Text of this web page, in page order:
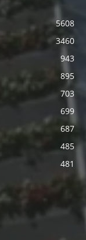
5608
3460
943
895
703
699
687
485
481